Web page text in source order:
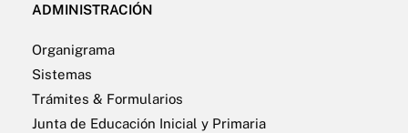
ADMINISTRACIÓN
Organigrama
Sistemas
Trámites & Formularios
Junta de Educación Inicial y Primaria